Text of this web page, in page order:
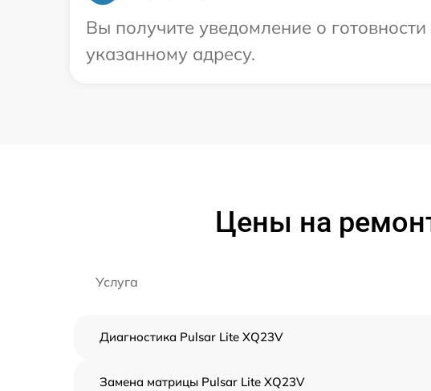
Вы получите уведомление о
указанному адресу.
Цены на
Услуга
Диагностика Pulsar Lite XQ23V
Замена матрицы Pulsar Lite XQ23V